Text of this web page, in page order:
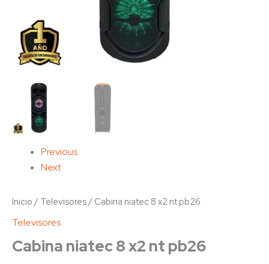
Previous
Next
Inicio / Televisores/ Cabina niatec 8 x2 nt pb26
Televisores
Cabina niatec 8 x2 nt pb26